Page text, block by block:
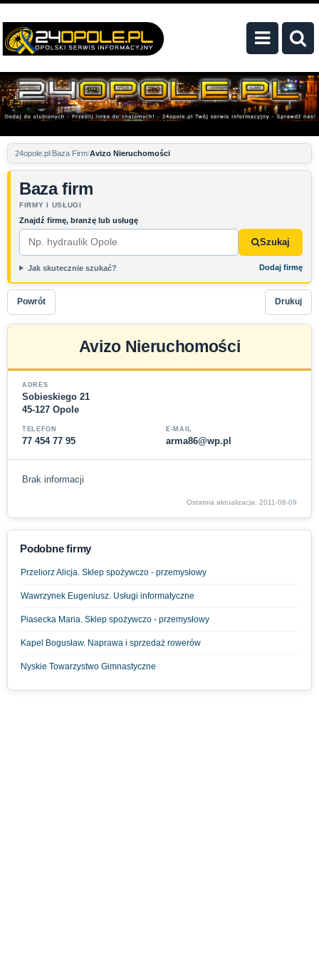
24opole.pl Baza Firm Avizo Nieruchomości
Baza firm
FIRMY I USŁUGI
Znajdź firmę, branżę lub usługę
Szukaj
Jak skutecznie szukać? Dodaj firmę
Powrót Drukuj
Avizo Nieruchomości
ADRES
Sobieskiego 21
45-127 Opole
TELEFON
77 454 77 95
E-MAIL
arma86@wp.pl
Brak informacji
Ostatnia aktualizacja: 2011-08-09
Podobne firmy
Przeliorz Alicja. Sklep spożywczo - przemysłowy
Wawrzynek Eugeniusz. Usługi informatyczne
Piasecka Maria. Sklep spożywczo - przemysłowy
Kapel Bogusław. Naprawa i sprzedaż rowerów
Nyskie Towarzystwo Gimnastyczne